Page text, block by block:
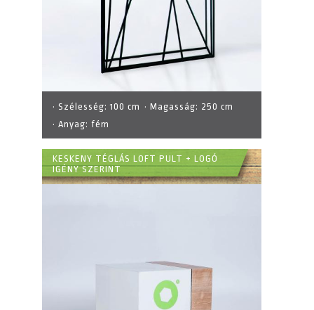
· Szélesség:100 cm · Magasság: 250 cm
· Anyag: fém
KESKENY TÉGLÁS LOFT PULT + LOGÓ
IGÉNY SZERINT